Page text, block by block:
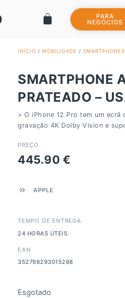
PARA
NEGÓCIOS
INÍCIO / MOBILIDADE / SMARTPHONES
SMARTPHONE
PRATEADO –
> O iPhone 12 Pro tem um
gravação 4K Dolby Vision e
PREÇO
445.90 €
APPLE
TEMPO DE ENTREGA
24 HORAS ÚTEIS
EAN
352798293015288
Esgotado